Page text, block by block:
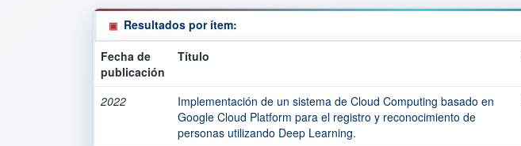
Resultados por ítem:
Fecha de
publicación
Título
2022
Implementación de un sistema de Cloud Computing basado en
Google Cloud Platform para el registro y reconocimiento de
personas utilizando Deep Learning.